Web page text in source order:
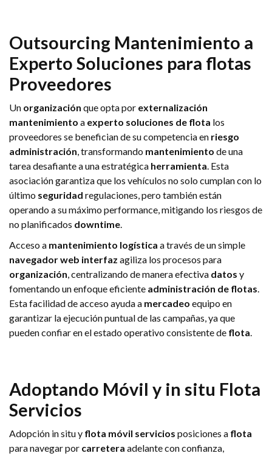
Outsourcing Mantenimiento a
Experto Soluciones para flotas
Proveedores
Un organización que opta por externalización
mantenimiento a experto soluciones de flota los
proveedores se benefician de su competencia en riesgo
administración, transformando mantenimiento de una
tarea desafiante a una estratégica herramienta. Esta
asociación garantiza que los vehículos no solo cumplan con lo
último seguridad regulaciones, pero también están
operando a su máximo performance, mitigando los riesgos de
no planificados downtime.
Acceso a mantenimiento logística a través de un simple
navegador web interfaz agiliza los procesos para
organización, centralizando de manera efectiva datos y
fomentando un enfoque eficiente administración de flotas.
Esta facilidad de acceso ayuda a mercadeo equipo en
garantizar la ejecución puntual de las campañas, ya que
pueden confiar en el estado operativo consistente de flota.
Adoptando Móvil y in situ Flota
Servicios
Adopción in situ y flota móvil servicios posiciones a flota
para navegar por carretera adelante con confianza,